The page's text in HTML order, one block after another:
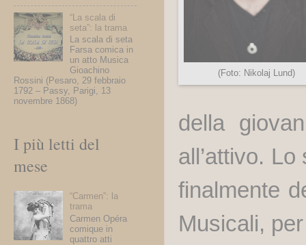
(Foto: Nikolaj Lund)
della
all’attivo.
finalmente
Musicali,
“La scala di
seta”: la trama
La scala di seta
Farsa comica in
un atto Musica
Gioachino
Rossini (Pesaro, 29 febbraio
1792 – Passy, Parigi, 13
novembre 1868)
I più letti del
mese
“Carmen”: la
trama
Carmen Opéra
comique in
quattro atti